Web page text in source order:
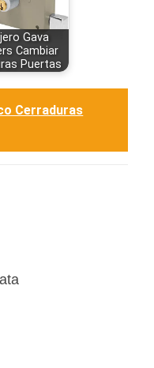
Gava
Cambiar
Puertas
Cerraduras